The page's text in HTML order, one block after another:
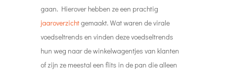
gaan. Hierover hebben ze een prachtig
jaaroverzichtgemaakt. Wat waren de virale
voedseltrends en vinden deze voedseltrends
hun weg naar de winkelwagentjes van klanten
of zijn ze meestal een flits in de pan die alleen